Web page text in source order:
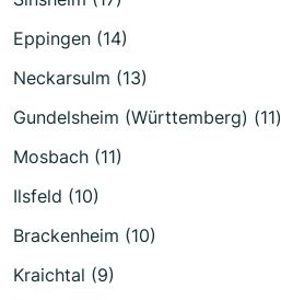
Eppingen (14)
Neckarsulm (13)
Gundelsheim (Württemberg) (11)
Mosbach (11)
Ilsfeld (10)
Brackenheim (10)
Kraichtal (9)